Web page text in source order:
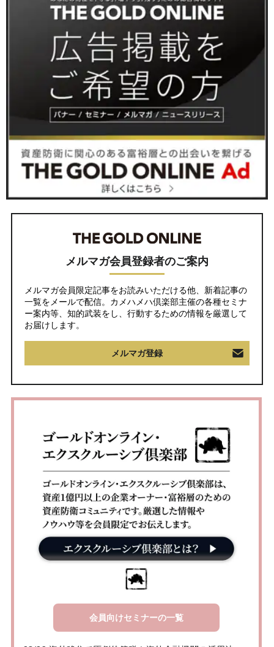
メルマガ会員登録者のご案内
メルマガ会員限定記事をお読みいただける他、新着記事の
一覧をメールで配信。カメハメハ倶楽部主催の各種セミナ
ー案内等、知的武装をし、行動するための情報を厳選して
お届けします。
メルマガ登録
会員向けセミナーの一覧